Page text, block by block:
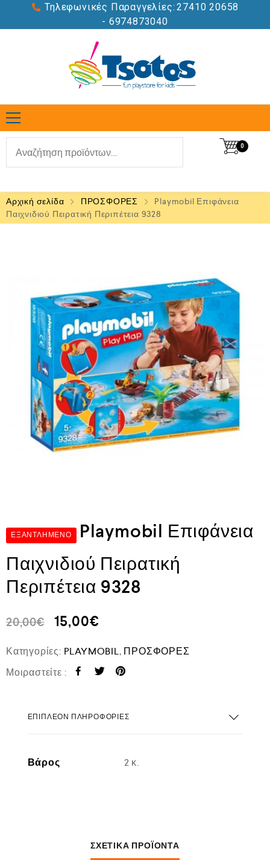
Τηλεφωνικές Παραγγελίες: 27410 20658
- 6974873040
0
Αρχική σελίδα ΠΡΟΣΦΟΡΕΣ
Playmobil Επιφάνεια
Παιχνιδιού Πειρατική Περιπέτεια 9328
ΕΞΑΝΤΛΗΜΈΝΟ
Playmobil Επιφάνεια
Παιχνιδιού Πειρατική
Περιπέτεια 9328
20,00€ 15,00€
Κατηγορίες: PLAYMOBIL, ΠΡΟΣΦΟΡΕΣ
Μοιραστείτε :
ΕΠΙΠΛΈΟΝ ΠΛΗΡΟΦΟΡΊΕΣ
Βάρος 2 κ.
ΣΧΕΤΙΚΆ ΠΡΟΪΌΝΤΑ